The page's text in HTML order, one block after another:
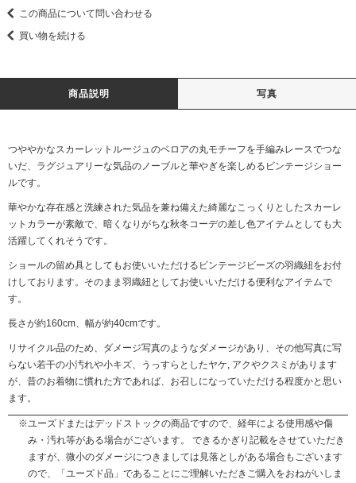
この商品について問い合わせる
買い物を続ける
商品説明 写真
つややかなスカーレットルージュのベロアの丸モチーフを手編みレースでつな
いだ、ラグジュアリーな気品のノーブルと華やぎを楽しめるビンテージショー
ルです。
華やかな存在感と洗練された気品を兼ね備えた綺麗なこっくりとしたスカーレ
ットカラーが素敵で、暗くなりがちな秋冬コーデの差し色アイテムとしても大
活躍してくれそうです。
ショールの留め具としてもお使いいただけるビンテージビーズの羽織紐をお付
けしております。そのまま羽織紐としてお使いいただける便利なアイテムで
す。
長さが約160cm、幅が約40cmです。
リサイクル品のため、ダメージ写真のようなダメージがあり、その他写真に写
らない若干の小汚れや小キズ、うっすらとしたヤケ, アクやクスミがあります
が、昔のお着物に慣れた方であれば、お召しになっていただける程度かと思い
ます。
ユーズドまたはデッドストックの商品ですので、経年による使用感や傷
み・汚れ等がある場合がございます。 できるかぎり記載をさせていただき
ますが、微小のダメージにつきましては見落としがある場合もございます
ので、「ユーズド品」であることにご理解いただきご購入をおねがいしま